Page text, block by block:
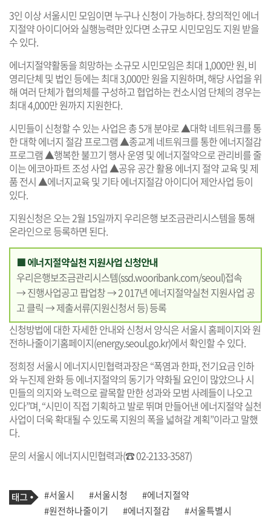
3인 이상 서울시민 모임이면 누구나 신청이 가능하다. 창의적인 에너
지절약 아이디어와 실행능력만 있다면 소규모 시민모임도 지원 받을
수 있다.
에너지절약활동을 희망하는 소규모 시민모임은 최대 1,000만 원, 비
영리단체 및 법인 등에는 최대 3,000만 원을 지원하며, 해당 사업을 위
해 여러 단체가 협의체를 구성하고 협업하는 컨소시엄 단체의 경우는
최대 4,000만 원까지 지원한다.
시민들이 신청할 수 있는 사업은 총 5개 분야로 ▲대학 네트워크를 통
한 대학 에너지 절감 프로그램 ▲종교계 네트워크를 통한 에너지절감
프로그램 ▲행복한 불끄기 행사 운영 및 에너지절약으로 관리비를 줄
이는 에코아파트 조성 사업 ▲공유 공간 활용 에너지 절약 교육 및 제
품 전시 ▲에너지교육 및 기타 에너지절감 아이디어 제안사업 등이
있다.
지원신청은 오는 2월 15일까지 우리은행 보조금관리시스템을 통해
온라인으로 등록하면 된다.
■ 에너지절약실천 지원사업 신청안내
우리은행보조금관리시스템(ssd.wooribank.com/seoul)접속
→ 진행사업공고 팝업창 → 2 017년 에너지절약실천 지원사업 공
고 클릭 → 제출서류(지원신청서 등) 등록
신청방법에 대한 자세한 안내와 신청서 양식은 서울시 홈페이지와 원
전하나줄이기홈페이지(energy.seoul.go.kr)에서 확인할 수 있다.
정희정 서울시 에너지시민협력과장은 “폭염과 한파, 전기요금 인하
와 누진제 완화 등 에너지절약의 동기가 약화될 요인이 많았으나 시
민들의 의지와 노력으로 괄목할 만한 성과와 모범 사례들이 나오고
있다”며, “시민이 직접 기획하고 발로 뛰며 만들어낸 에너지절약 실천
사업이 더욱 확대될 수 있도록 지원의 폭을 넓혀갈 계획”이라고 말했
다.
문의 서울시 에너지시민협력과(☎ 02-2133-3587)
기
사
관
태
그
#서울시 #서울시청
#에너지절약
#원전하나줄이기
#에너지절감
#서울특별시